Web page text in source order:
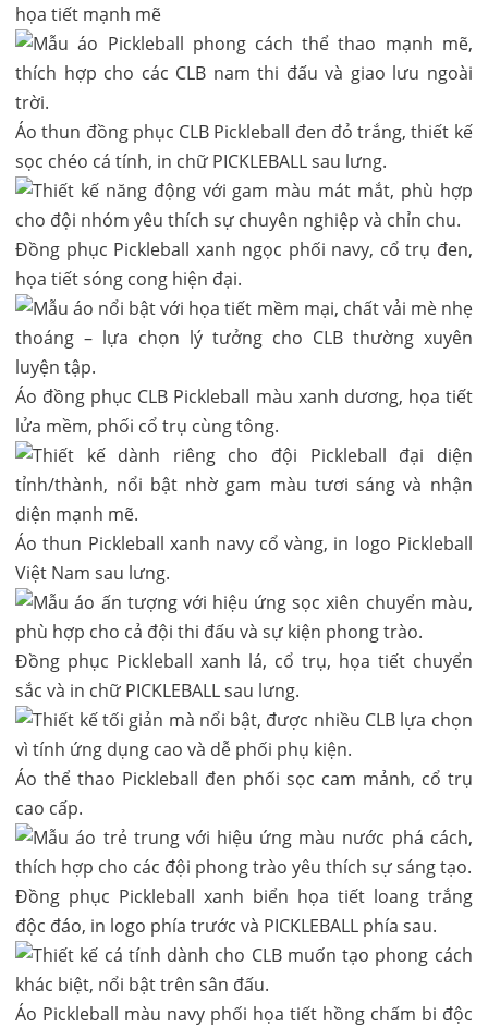
họa tiết mạnh mẽ
Áo thun đồng phục CLB Pickleball đen đỏ trắng, thiết kế
sọc chéo cá tính, in chữ PICKLEBALL sau lưng.
Đồng phục Pickleball xanh ngọc phối navy, cổ trụ đen,
họa tiết sóng cong hiện đại.
Áo đồng phục CLB Pickleball màu xanh dương, họa tiết
lửa mềm, phối cổ trụ cùng tông.
Áo thun Pickleball xanh navy cổ vàng, in logo Pickleball
Việt Nam sau lưng.
Đồng phục Pickleball xanh lá, cổ trụ, họa tiết chuyển
sắc và in chữ PICKLEBALL sau lưng.
Áo thể thao Pickleball đen phối sọc cam mảnh, cổ trụ
cao cấp.
Đồng phục Pickleball xanh biển họa tiết loang trắng
độc đáo, in logo phía trước và PICKLEBALL phía sau.
Áo Pickleball màu navy phối họa tiết hồng chấm bi độc